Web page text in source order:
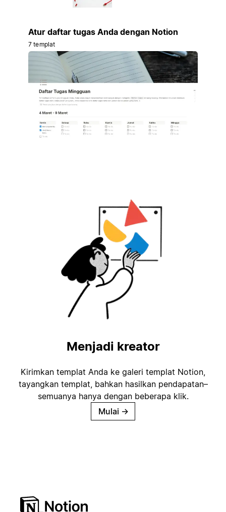
Atur daftar tugas Anda dengan Notion
7 templat
Menjadi kreator
Kirimkan templat Anda ke galeri templat Notion,
tayangkan templat, bahkan hasilkan pendapatan–
semuanya hanya dengan beberapa klik.
Mulai →